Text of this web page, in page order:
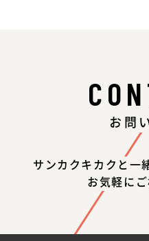
お問
サンカクキカクと一
お気軽に